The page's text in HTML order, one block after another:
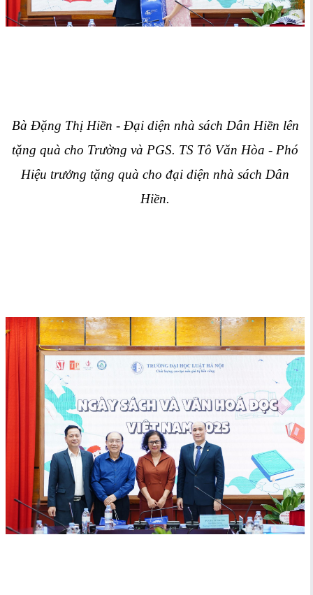
Bà Đặng Thị Hiền - Đại diện nhà sách Dân Hiền lên
tặng quà cho Trường và PGS. TS Tô Văn Hòa - Phó
Hiệu trưởng tặng quà cho đại diện nhà sách Dân
Hiền.